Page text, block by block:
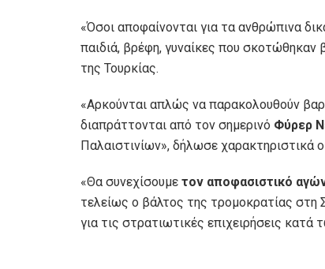
«Όσοι αποφαίνονται για τα ανθρώπινα
παιδιά, βρέφη, γυναίκες που
της Τουρκίας.
«Αρκούνται απλώς να παρακολουθούν
διαπράττονται από τον σημερινό Φύρερ
Παλαιστινίων», δήλωσε χαρακτηριστικά
«Θα συνεχίσουμε τον αποφασιστικό
τελείως ο βάλτος της τρομοκρατίας στη
για τις στρατιωτικές επιχειρήσεις κατά